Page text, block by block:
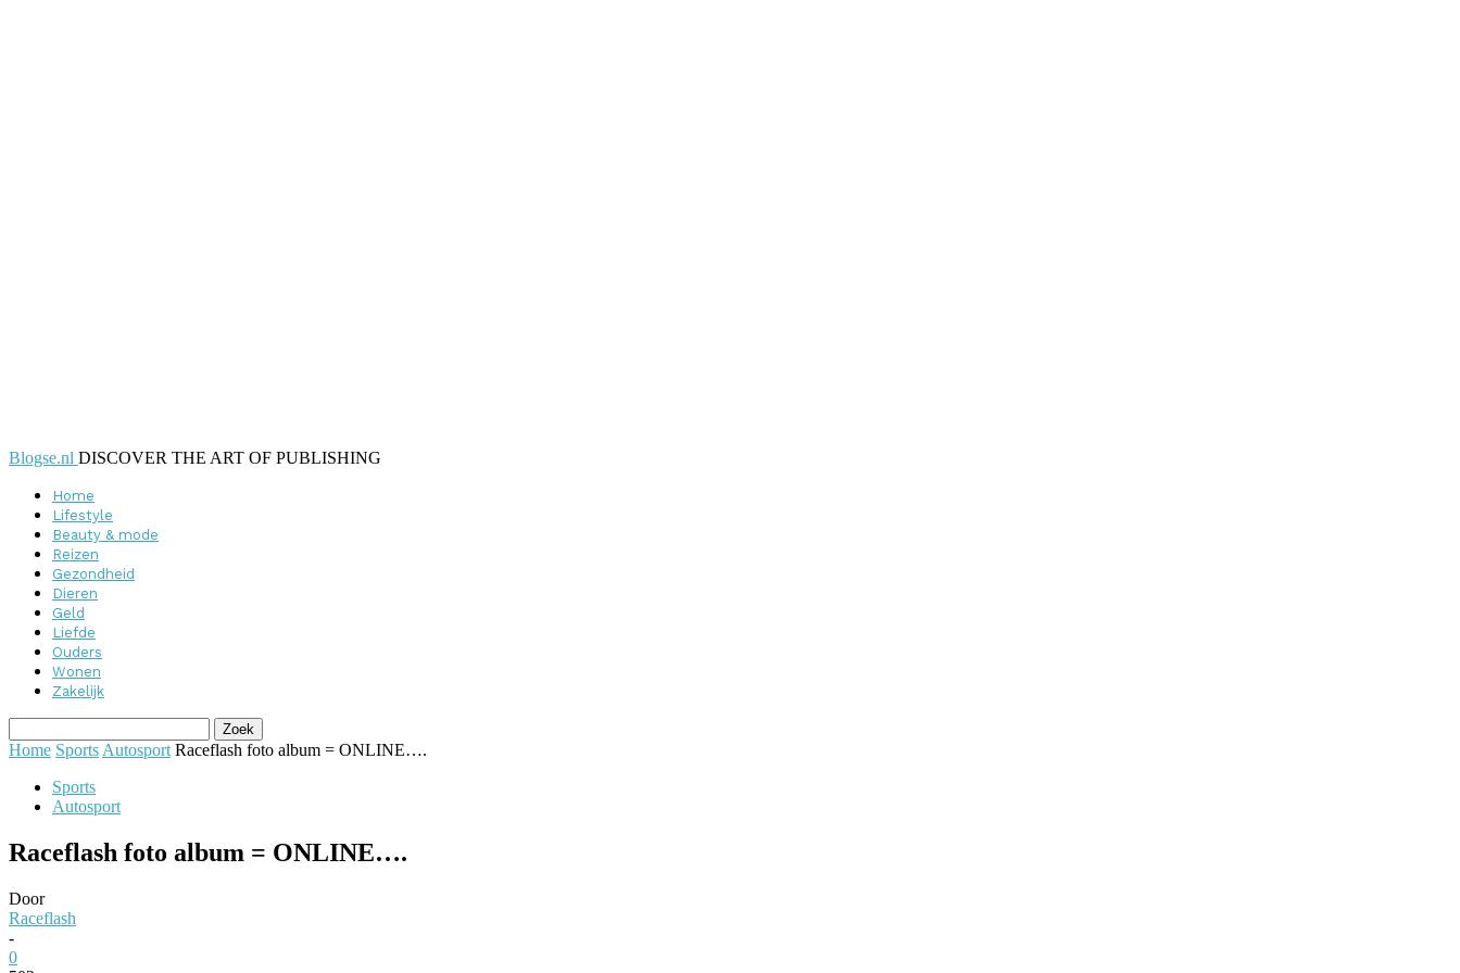
Blogse.nl DISCOVER THE ART OF PUBLISHING
Home
Lifestyle
Beauty & mode
Reizen
Gezondheid
Dieren
Geld
Liefde
Ouders
Wonen
Zakelijk
Home Sports Autosport Raceflash foto album = ONLINE….
Sports
Autosport
Raceflash foto album = ONLINE….
Door
Raceflash
-
0